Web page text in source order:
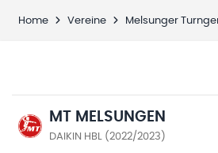
Home Vereine Melsunger
MT MELSUNGEN
DAIKIN HBL (2022/2023)